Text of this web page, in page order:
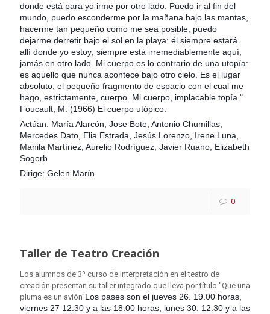
donde está para yo irme por otro lado. Puedo ir al fin del
mundo, puedo esconderme por la mañana bajo las mantas,
hacerme tan pequeño como me sea posible, puedo
dejarme derretir bajo el sol en la playa: él siempre estará
allí donde yo estoy; siempre está irremediablemente aquí,
jamás en otro lado. Mi cuerpo es lo contrario de una utopía:
es aquello que nunca acontece bajo otro cielo. Es el lugar
absoluto, el pequeño fragmento de espacio con el cual me
hago, estrictamente, cuerpo. Mi cuerpo, implacable topía."
Foucault, M. (1966) El cuerpo utópico.
Actúan: María Alarcón, Jose Bote, Antonio Chumillas,
Mercedes Dato, Elia Estrada, Jesús Lorenzo, Irene Luna,
Manila Martínez, Aurelio Rodríguez, Javier Ruano, Elizabeth
Sogorb
Dirige: Gelen Marín
0
Taller de Teatro Creación
Los alumnos de 3º curso de Interpretación en el teatro de
creación presentan su taller integrado que lleva por título "Que una
pluma es un avión"Los pases son el jueves 26. 19.00 horas,
viernes 27 12.30 y a las 18.00 horas, lunes 30. 12.30 y a las